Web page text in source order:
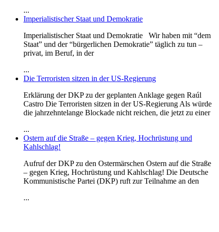
...
Imperialistischer Staat und Demokratie
Imperialistischer Staat und Demokratie Wir haben mit “dem
Staat” und der “bürgerlichen Demokratie” täglich zu tun –
privat, im Beruf, in der
...
Die Terroristen sitzen in der US-Regierung
Erklärung der DKP zu der geplanten Anklage gegen Raúl
Castro Die Terroristen sitzen in der US-Regierung Als würde
die jahrzehntelange Blockade nicht reichen, die jetzt zu einer
...
Ostern auf die Straße – gegen Krieg, Hochrüstung und
Kahlschlag!
Aufruf der DKP zu den Ostermärschen Ostern auf die Straße
– gegen Krieg, Hochrüstung und Kahlschlag! Die Deutsche
Kommunistische Partei (DKP) ruft zur Teilnahme an den
...